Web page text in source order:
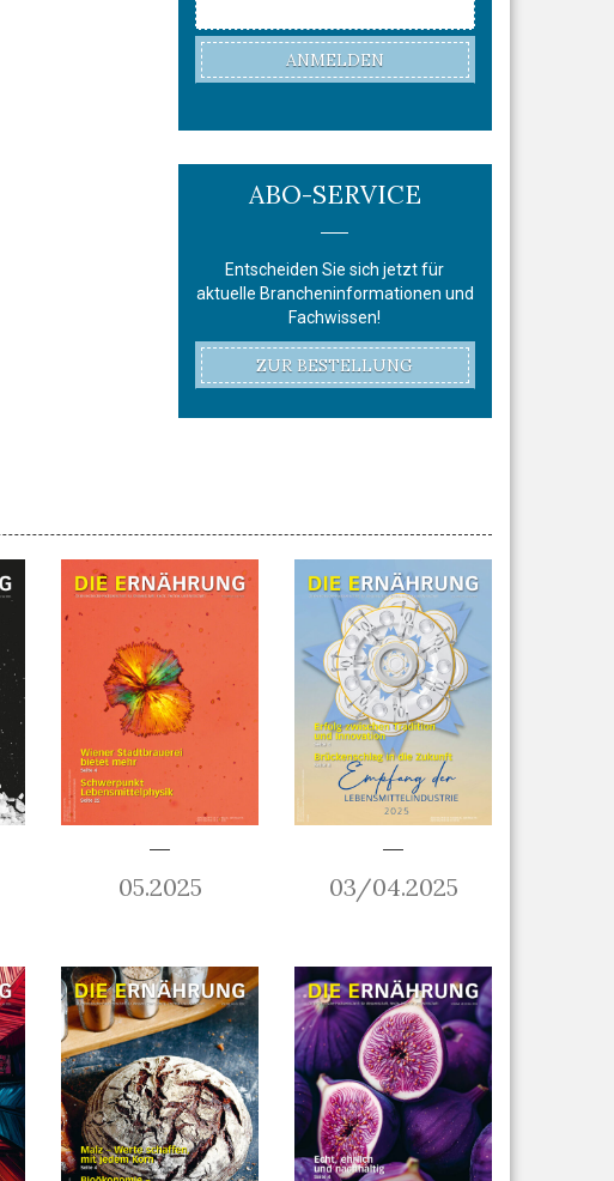
ANMELDEN
ABO-SERVICE
Entscheiden Sie sich jetzt für
aktuelle Brancheninformationen und
Fachwissen!
ZUR BESTELLUNG
05.2025 03/04.2025